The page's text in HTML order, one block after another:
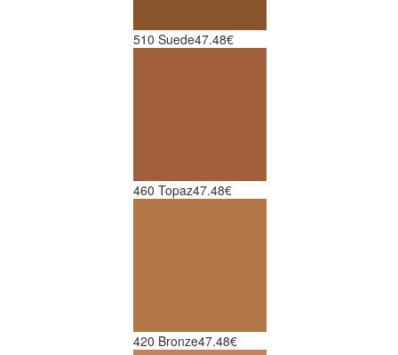
510 Suede47.48€
460 Topaz47.48€
420 Bronze47.48€